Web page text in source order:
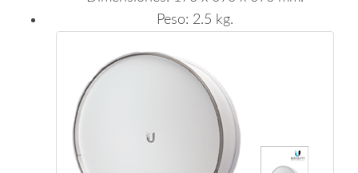
Peso: 2.5 kg.